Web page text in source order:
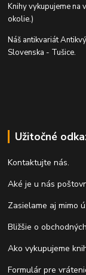
Knihy vykupujeme na
okolie.)
Náš antikvariát
Slovenska - Tušice.
Užitočné
Kontaktujte nás.
Aké je u nás
Zasielame aj mimo
Bližšie o
Ako vykupujeme
Formulár pre